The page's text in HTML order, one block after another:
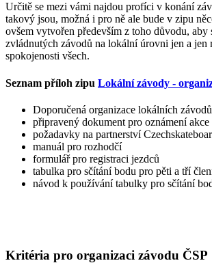
Určitě se mezi vámi najdou profíci v konání
takový jsou, možná i pro ně ale bude v zipu
ovšem vytvořen především z toho důvodu, aby
zvládnutých závodů na lokální úrovni jen a jen
spokojenosti všech.
Seznam příloh zipu Lokální závody -
Doporučená organizace lokálních
připravený dokument pro oznámení
požadavky na partnerství
manuál pro rozhodčí
formulář pro registraci jezdců
tabulka pro sčítání bodu pro pěti a tří
návod k používání tabulky pro sčítání
Kritéria pro organizaci závodu ČSP